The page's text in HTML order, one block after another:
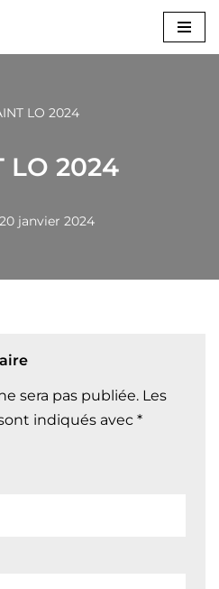
LO 2024
LO 2024
20 janvier 2024
sera pas publiée. Les
indiqués avec *